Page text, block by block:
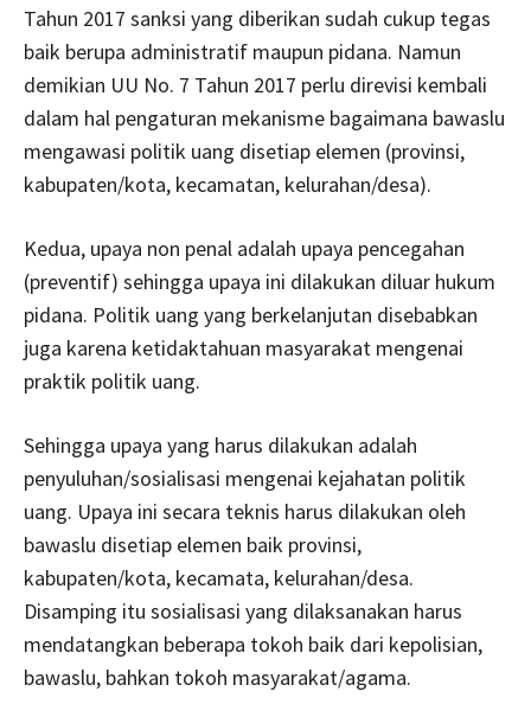
Tahun 2017 sanksi yang diberikan sudah cukup tegas
baik berupa administratif maupun pidana. Namun
demikian UU No. 7 Tahun 2017 perlu direvisi kembali
dalam hal pengaturan mekanisme bagaimana bawaslu
mengawasi politik uang disetiap elemen (provinsi,
kabupaten/kota, kecamatan, kelurahan/desa).
Kedua, upaya non penal adalah upaya pencegahan
(preventif) sehingga upaya ini dilakukan diluar hukum
pidana. Politik uang yang berkelanjutan disebabkan
juga karena ketidaktahuan masyarakat mengenai
praktik politik uang.
Sehingga upaya yang harus dilakukan adalah
penyuluhan/sosialisasi mengenai kejahatan politik
uang. Upaya ini secara teknis harus dilakukan oleh
bawaslu disetiap elemen baik provinsi,
kabupaten/kota, kecamata, kelurahan/desa.
Disamping itu sosialisasi yang dilaksanakan harus
mendatangkan beberapa tokoh baik dari kepolisian,
bawaslu, bahkan tokoh masyarakat/agama.